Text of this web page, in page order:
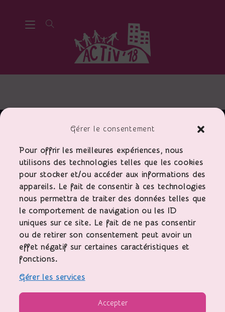
Gérer le consentement
Pour offrir les meilleures expériences, nous
utilisons des technologies telles que les cookies
pour stocker et/ou accéder aux informations des
appareils. Le fait de consentir à ces technologies
nous permettra de traiter des données telles que
le comportement de navigation ou les ID
uniques sur ce site. Le fait de ne pas consentir
ou de retirer son consentement peut avoir un
effet négatif sur certaines caractéristiques et
fonctions.
Gérer les services
Accepter
Activ'18, entreprise à
but d'emploi
Liens Utiles
La Boutique
La Bricole
La cantine solidaire
Les Veilleuses